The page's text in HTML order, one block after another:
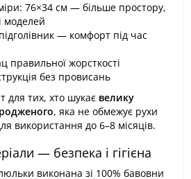
76×34 см — більше простору,
моделей
— комфорт під час
правильної жорсткості
без провисань
для тих, хто шукає велику
, яка не обмежує рухи
використання до 6–8 місяців.
— безпека і гігієна
виконана зі 100% бавовни